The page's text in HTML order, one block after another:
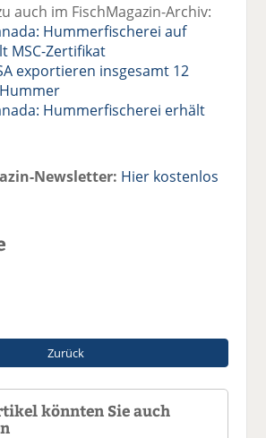
auch im FischMagazin-Archiv:
Hummerfischerei auf
MSC-Zertifikat
exportieren insgesamt 12
Hummerfischerei erhält
Newsletter: Hier kostenlos
Zurück
könnten Sie auch